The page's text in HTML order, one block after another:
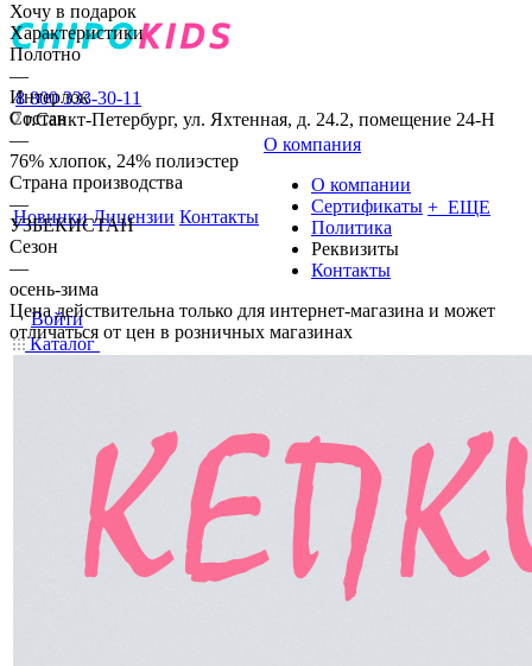
8 800 333-30-11
г.Санкт-Петербург, ул. Яхтенная, д. 24.2, помещение 24-Н
Новинки Лицензии Контакты
О компания
О компании
Сертификаты
Политика
Реквизиты
Контакты
+ ЕЩЕ
Войти
Каталог
Хочу в подарок
Характеристики
Полотно
—
Интерлок
Состав
—
76% хлопок, 24% полиэстер
Страна производства
—
УЗБЕКИСТАН
Сезон
—
осень-зима
Цена действительна только для интернет-магазина и может
отличаться от цен в розничных магазинах